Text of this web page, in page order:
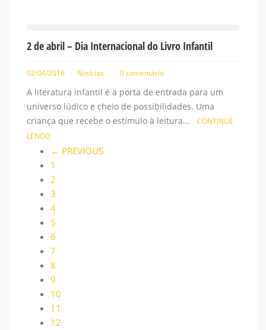
2 de abril – Dia Internacional do Livro Infantil
02/04/2016 Notícias 0 comentário
A literatura infantil é a porta de entrada para um
universo lúdico e cheio de possibilidades. Uma
criança que recebe o estímulo à leitura... CONTINUE
LENDO
← PREVIOUS
1
2
3
4
5
6
7
8
9
10
11
12